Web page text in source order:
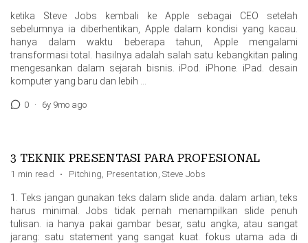
ketika Steve Jobs kembali ke Apple sebagai CEO setelah
sebelumnya ia diberhentikan, Apple dalam kondisi yang kacau.
hanya dalam waktu beberapa tahun, Apple mengalami
transformasi total. hasilnya adalah salah satu kebangkitan paling
mengesankan dalam sejarah bisnis. iPod. iPhone. iPad. desain
komputer yang baru dan lebih …
0 · 6y 9mo ago
3 TEKNIK PRESENTASI PARA PROFESIONAL
1 min read · Pitching, Presentation ,Steve Jobs
1. Teks jangan gunakan teks dalam slide anda. dalam artian, teks
harus minimal. Jobs tidak pernah menampilkan slide penuh
tulisan. ia hanya pakai gambar besar, satu angka, atau sangat
jarang: satu statement yang sangat kuat. fokus utama ada di